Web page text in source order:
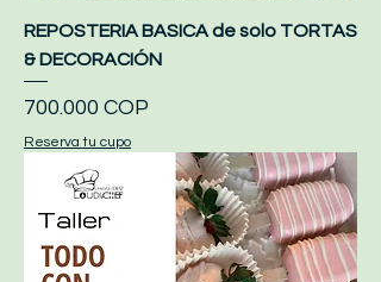
REPOSTERIA BASICA de solo TORTAS
& DECORACIÓN
Precio
700.000 COP
Reserva tu cupo